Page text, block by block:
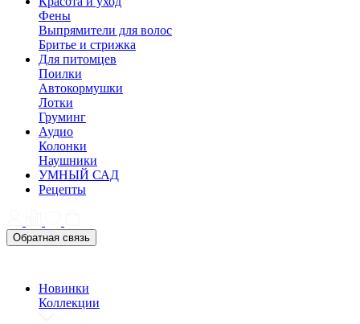
Фены
Выпрямители для волос
Бритье и стрижка
Для питомцев
Поилки
Автокормушки
Лотки
Груминг
Аудио
Колонки
Наушники
УМНЫЙ САД
Рецепты
Обратная связь
Новинки
Коллекции